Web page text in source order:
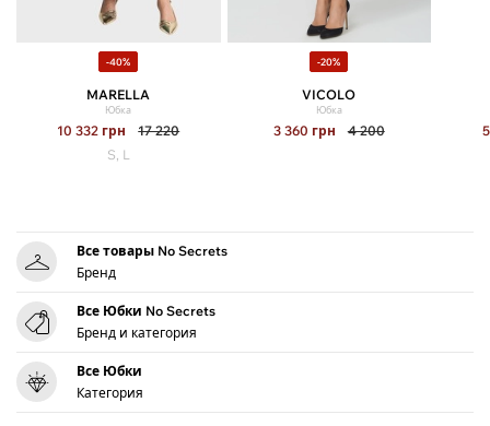
-40%
MARELLA
Юбка
10 332 грн
17 220
S, L
-20%
VICOLO
Юбка
3 360 грн 4 200
Все товары No Secrets
Бренд
Все Юбки No Secrets
Бренд и категория
Все Юбки
Категория